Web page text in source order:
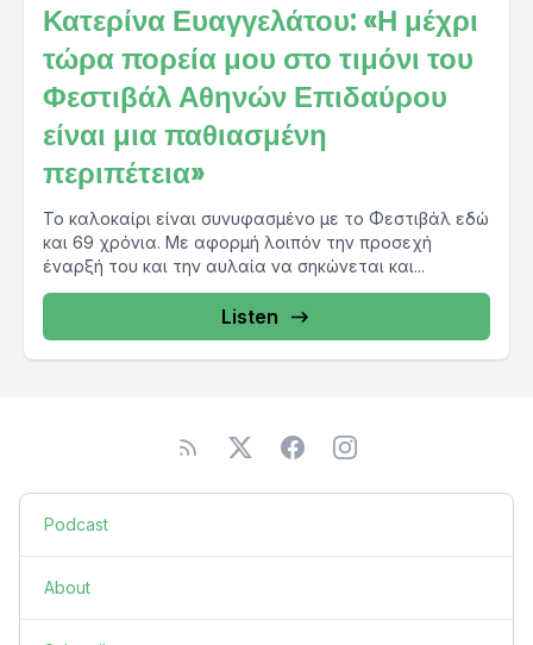
Κατερίνα Ευαγγελάτου: «Η μέχρι
τώρα πορεία μου στο τιμόνι του
Φεστιβάλ Αθηνών Επιδαύρου
είναι μια παθιασμένη
περιπέτεια»
Το καλοκαίρι είναι συνυφασμένο με το Φεστιβάλ εδώ
και 69 χρόνια. Με αφορμή λοιπόν την προσεχή
έναρξή του και την αυλαία να σηκώνεται και...
Listen
Podcast
About